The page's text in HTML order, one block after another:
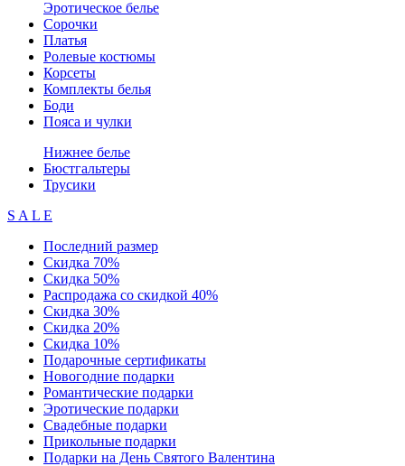
Эротическое белье
Сорочки
Платья
Ролевые костюмы
Корсеты
Комплекты белья
Боди
Пояса и чулки
Нижнее белье
Бюстгальтеры
Трусики
S A L E
Последний размер
Скидка 70%
Скидка 50%
Распродажа со скидкой 40%
Скидка 30%
Скидка 20%
Скидка 10%
Подарочные сертификаты
Новогодние подарки
Романтические подарки
Эротические подарки
Свадебные подарки
Прикольные подарки
Подарки на День Святого Валентина